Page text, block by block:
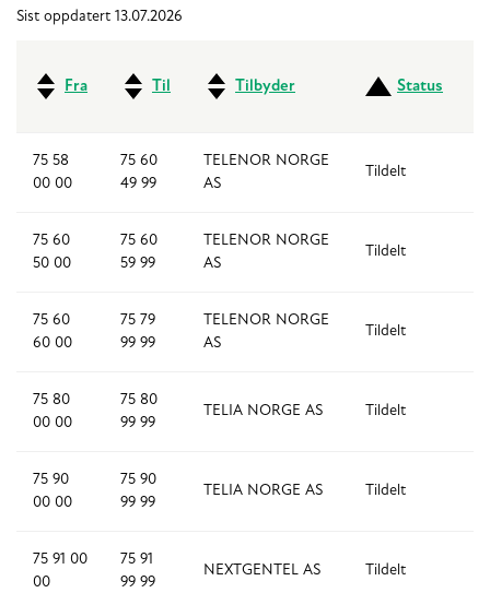
Sist oppdatert 13.07.2026
Fra Til Tilbyder Status
75 58
00 00
75 60
49 99
TELENOR NORGE
AS
Tildelt
75 60
50 00
75 60
59 99
TELENOR NORGE
AS
Tildelt
75 60
60 00
75 79
99 99
TELENOR NORGE
AS
Tildelt
75 80
00 00
75 80
99 99
TELIA NORGE AS Tildelt
75 90
00 00
75 90
99 99
TELIA NORGE AS Tildelt
75 91 00
00
75 91
99 99
NEXTGENTEL AS Tildelt